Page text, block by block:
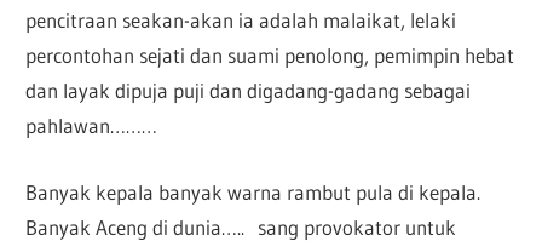
pencitraan seakan-akan ia adalah malaikat, lelaki
percontohan sejati dan suami penolong, pemimpin hebat
dan layak dipuja puji dan digadang-gadang sebagai
pahlawan………
Banyak kepala banyak warna rambut pula di kepala.
Banyak Aceng di dunia….. sang provokator untuk